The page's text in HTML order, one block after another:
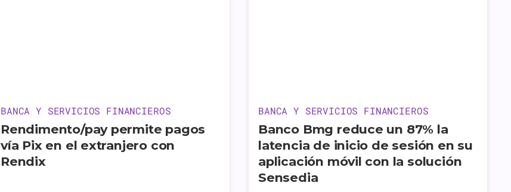
BANCA Y SERVICIOS FINANCIEROS
Rendimento/pay permite pagos
vía Pix en el extranjero con
Rendix
BANCA Y SERVICIOS FINANCIEROS
Banco Bmg reduce un 87% la
latencia de inicio de sesión en su
aplicación móvil con la solución
Sensedia